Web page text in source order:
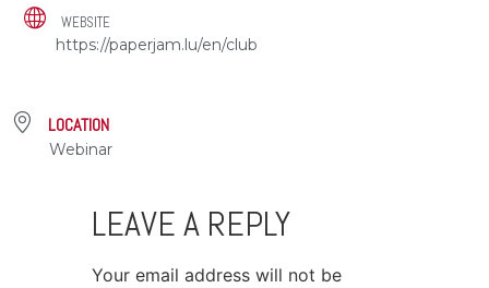
WEBSITE
https://paperjam.lu/en/club
LOCATION
Webinar
LEAVE A REPLY
Your email address will not be